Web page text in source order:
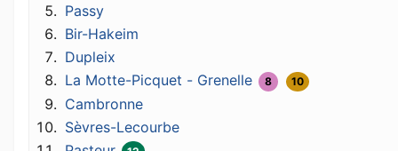
Passy
Bir-Hakeim
Dupleix
La Motte-Picquet - Grenelle
8 10
Cambronne
Sèvres-Lecourbe